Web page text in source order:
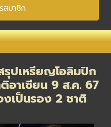
สมาชิก
รุปเหรียญโอลิมปิก
อาเซียน 9 ส.ค. 67
เป็นรอง 2 ชาติ